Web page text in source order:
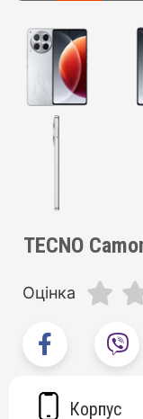
TECNO
Оцінка
Корпус